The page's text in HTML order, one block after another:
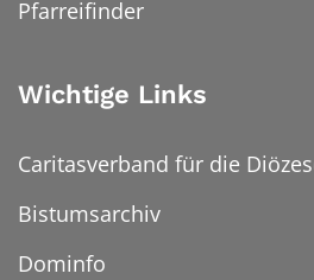
Pfarreifinder
Wichtige Links
Caritasverband für die
Bistumsarchiv
Dominfo